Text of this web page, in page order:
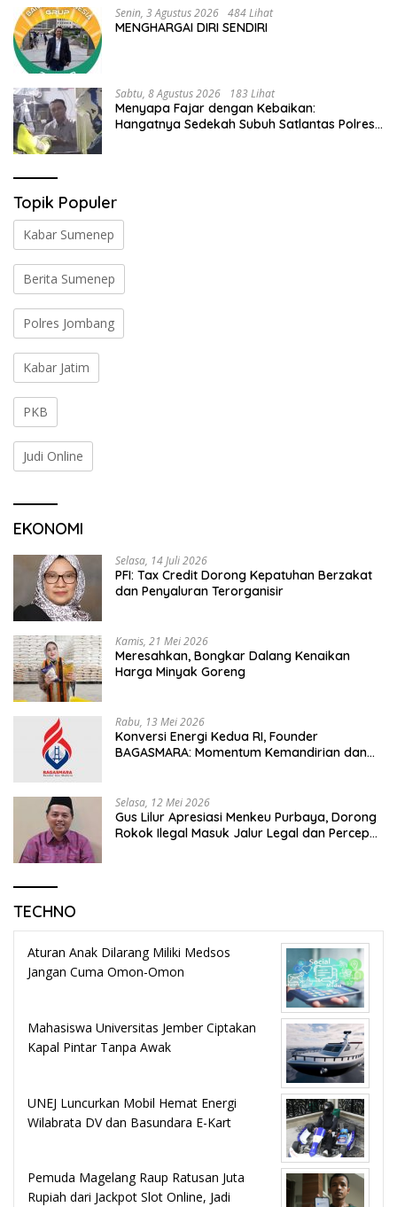
Senin, 3 Agustus 2026 484 Lihat
MENGHARGAI DIRI SENDIRI
Sabtu, 8 Agustus 2026 183 Lihat
Menyapa Fajar dengan Kebaikan:
Hangatnya Sedekah Subuh Satlantas Polres
Topik Populer
Kabar Sumenep
Berita Sumenep
Polres Jombang
Kabar Jatim
PKB
Judi Online
EKONOMI
Selasa, 14 Juli 2026
PFI: Tax Credit Dorong Kepatuhan Berzakat
dan Penyaluran Terorganisir
Kamis, 21 Mei 2026
Meresahkan, Bongkar Dalang Kenaikan
Harga Minyak Goreng
Rabu, 13 Mei 2026
Konversi Energi Kedua RI, Founder
BAGASMARA: Momentum Kemandirian dan
Selasa, 12 Mei 2026
Gus Lilur Apresiasi Menkeu Purbaya, Dorong
Rokok Ilegal Masuk Jalur Legal dan Percepat
TECHNO
Aturan Anak Dilarang Miliki Medsos
Jangan Cuma Omon-Omon
Mahasiswa Universitas Jember Ciptakan
Kapal Pintar Tanpa Awak
UNEJ Luncurkan Mobil Hemat Energi
Wilabrata DV dan Basundara E-Kart
Pemuda Magelang Raup Ratusan Juta
Rupiah dari Jackpot Slot Online, Jadi